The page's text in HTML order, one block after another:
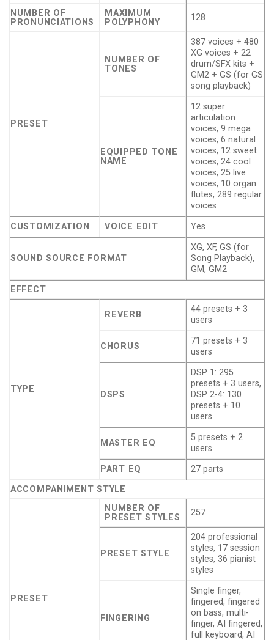
NUMBER OF
PRONUNCIATIONS
MAXIMUM
POLYPHONY
128
PRESET
NUMBER OF
TONES
387 voices + 480
XG voices + 22
drum/SFX kits +
GM2 + GS (for GS
song playback)
EQUIPPED TONE
NAME
12 super
articulation
voices, 9 mega
voices, 6 natural
voices, 12 sweet
voices, 24 cool
voices, 25 live
voices, 10 organ
flutes, 289 regular
voices
CUSTOMIZATION
VOICE EDIT Yes
SOUND SOURCE FORMAT
XG, XF, GS (for
Song Playback),
GM, GM2
EFFECT
TYPE
REVERB
44 presets + 3
users
CHORUS
71 presets + 3
users
DSPS
DSP 1: 295
presets + 3 users,
DSP 2-4: 130
presets + 10
users
MASTER EQ
5 presets + 2
users
PART EQ
27 parts
ACCOMPANIMENT STYLE
PRESET
NUMBER OF
PRESET STYLES
257
PRESET STYLE
204 professional
styles, 17 session
styles, 36 pianist
styles
FINGERING
Single finger,
fingered, fingered
on bass, multi-
finger, AI fingered,
full keyboard, AI